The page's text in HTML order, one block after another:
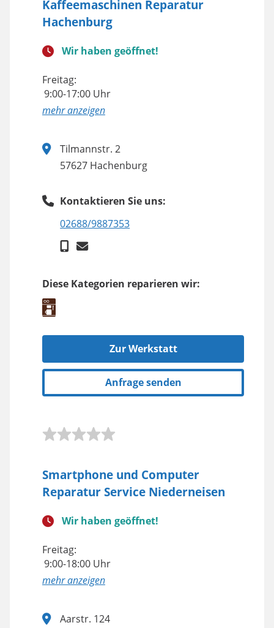
Kaffeemaschinen Reparatur
Hachenburg
Wir haben geöffnet!
Freitag:
9:00-17:00 Uhr
anzeigen
Tilmannstr. 2
57627 Hachenburg
Kontaktieren Sie uns:
02688/9887353
Diese Kategorien reparieren wir:
Zur Werkstatt
Anfrage senden
Smartphone und Computer
Reparatur Service Niederneisen
Wir haben geöffnet!
Freitag:
9:00-18:00 Uhr
anzeigen
Aarstr. 124